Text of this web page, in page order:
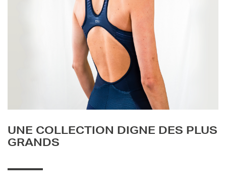
UNE COLLECTION DIGNE DES PLUS
GRANDS